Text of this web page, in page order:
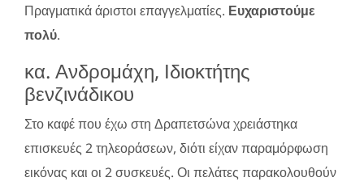
Πραγματικά άριστοι επαγγελματίες. Ευχαριστούμε
πολύ.
κα. Ανδρομάχη, Ιδιοκτήτης
βενζινάδικου
Στο καφέ που έχω στη Δραπετσώνα χρειάστηκα
επισκευές 2 τηλεοράσεων, διότι είχαν παραμόρφωση
εικόνας και οι 2 συσκευές. Οι πελάτες παρακολουθούν